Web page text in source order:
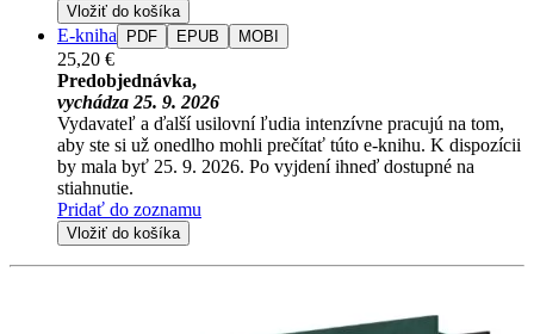
Vložiť do košíka
E-kniha PDF EPUB MOBI
25,20 €
Predobjednávka,
vychádza 25. 9. 2026
Vydavateľ a ďalší usilovní ľudia intenzívne pracujú na tom,
aby ste si už onedlho mohli prečítať túto e-knihu. K dispozícii
by mala byť 25. 9. 2026. Po vyjdení ihneď dostupné na
stiahnutie.
Pridať do zoznamu
Vložiť do košíka